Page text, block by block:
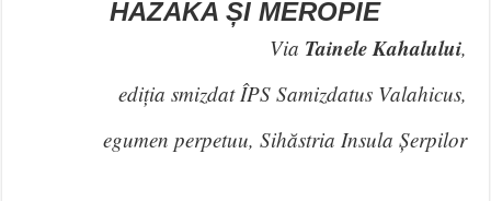
HAZAKA ȘI MEROPIE
Via Tainele Kahalului,
ediția smizdat ÎPS Samizdatus Valahicus,
egumen perpetuu, Sihăstria Insula Șerpilor